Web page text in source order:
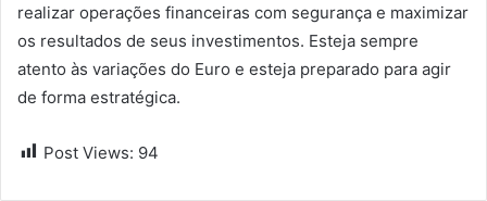
realizar operações financeiras com segurança e maximizar
os resultados de seus investimentos. Esteja sempre
atento às variações do Euro e esteja preparado para agir
de forma estratégica.
Post Views: 94